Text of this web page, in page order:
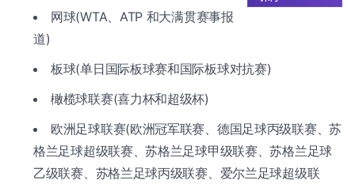
网球(WTA、ATP 和大满贯赛事报
道)
板球(单日国际板球赛和国际板球对抗赛)
橄榄球联赛(喜力杯和超级杯)
欧洲足球联赛(欧洲冠军联赛、德国足球丙级联赛、苏
格兰足球超级联赛、苏格兰足球甲级联赛、苏格兰足球
乙级联赛、苏格兰足球丙级联赛、爱尔兰足球超级联